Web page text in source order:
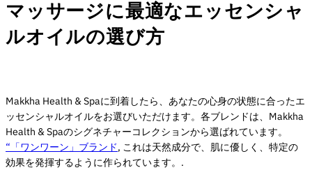
マッサージに最適なエッセンシャ
ルオイルの選び方
Makkha Health & Spaに到着したら、あなたの心身の状態に合ったエ
ッセンシャルオイルをお選びいただけます。各ブレンドは、Makkha
Health & Spaのシグネチャーコレクションから選ばれています。
“「ワンワーン」ブランド, これは天然成分で、肌に優しく、特定の
効果を発揮するように作られています。.